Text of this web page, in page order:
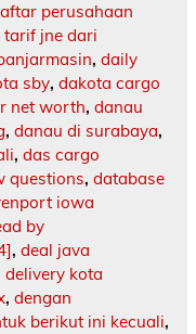
perusahaan
jne dari
, daily
sby, dakota cargo
net worth, danau
, danau di surabaya,
, das cargo
questions, database
iowa
by
, deal java
delivery kota
, dengan
berikut ini kecuali,